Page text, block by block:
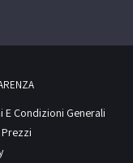
E Condizioni Generali